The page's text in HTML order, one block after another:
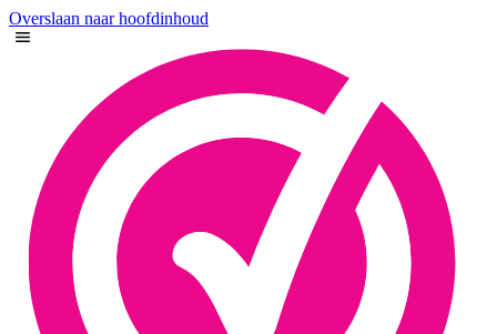
Overslaan naar hoofdinhoud